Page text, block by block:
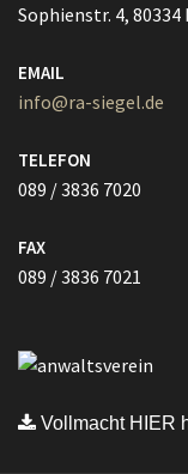
Sophienstr. 4, 80334
EMAIL
info@ra-siegel.de
TELEFON
089 / 3836 7020
FAX
089 / 3836 7021
Vollmacht HIER